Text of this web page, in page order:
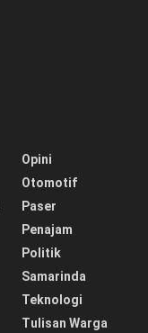
Opini
Otomotif
Paser
Penajam
Politik
Samarinda
Teknologi
Tulisan Warga